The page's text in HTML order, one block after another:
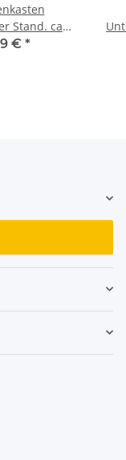
Stand. ca.
weiß
€ *